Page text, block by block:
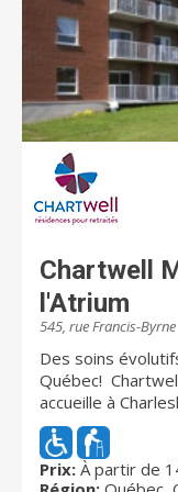
propriétaire et
retraités au
plus de 10 000
employés. Pour
visitez
Chartwell
l'Atrium
545, rue Francis-Byrne
Des soins
Québec! Chartwell Manoir et Cours de l’Atrium vous
accueille à
vous faire vivre
auprès des retraités. Nos résidents autonomes et
Prix: À partir de